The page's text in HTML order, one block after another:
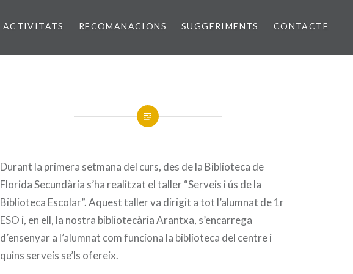
ACTIVITATS RECOMANACIONS SUGGERIMENTS CONTACTE
Durant la primera setmana del curs, des de la Biblioteca de
Florida Secundària s’ha realitzat el taller “Serveis i ús de la
Biblioteca Escolar”. Aquest taller va dirigit a tot l’alumnat de 1r
ESO i, en ell, la nostra bibliotecària Arantxa, s’encarrega
d’ensenyar a l’alumnat com funciona la biblioteca del centre i
quins serveis se’ls ofereix.